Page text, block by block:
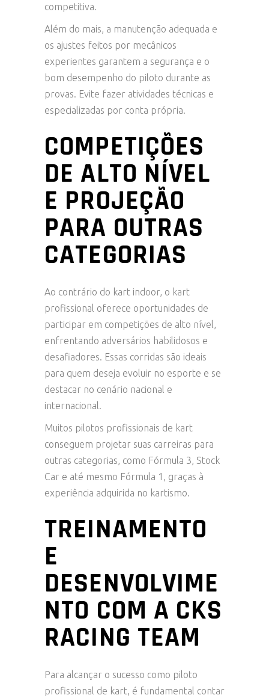
competitiva.
Além do mais, a manutenção adequada e
os ajustes feitos por mecânicos
experientes garantem a segurança e o
bom desempenho do piloto durante as
provas. Evite fazer atividades técnicas e
especializadas por conta própria.
COMPETIÇÕES
DE ALTO NÍVEL
E PROJEÇÃO
PARA OUTRAS
CATEGORIAS
Ao contrário do kart indoor, o kart
profissional oferece oportunidades de
participar em competições de alto nível,
enfrentando adversários habilidosos e
desafiadores. Essas corridas são ideais
para quem deseja evoluir no esporte e se
destacar no cenário nacional e
internacional.
Muitos pilotos profissionais de kart
conseguem projetar suas carreiras para
outras categorias, como Fórmula 3, Stock
Car e até mesmo Fórmula 1, graças à
experiência adquirida no kartismo.
TREINAMENTO
E
DESENVOLVIME
NTO COM A CKS
RACING TEAM
Para alcançar o sucesso como piloto
profissional de kart, é fundamental contar